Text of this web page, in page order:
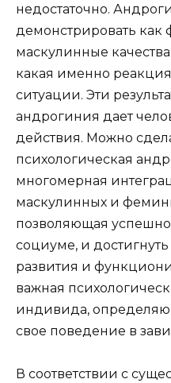
недостаточно.
демонстрировать как
маскулинные
какая именно реакция
ситуации. Эти
андрогиния дает
действия. Можно
психологическая
многомерная
маскулинных и
позволяющая успешно
социуме, и
развития и
важная
индивида,
свое поведение в
В соответствии с